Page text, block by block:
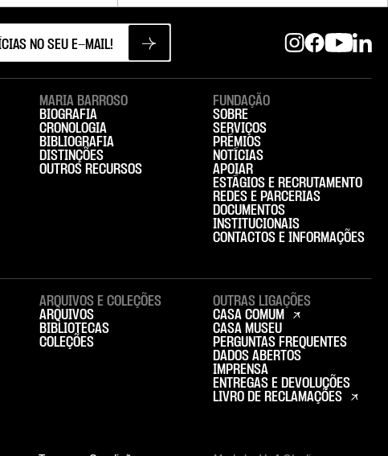
MARIA BARROSO
BIOGRAFIA
CRONOLOGIA
BIBLIOGRAFIA
DISTINÇÕES
OUTROS RECURSOS
FUNDAÇÃO
SOBRE
SERVIÇOS
PRÉMIOS
NOTÍCIAS
APOIAR
ESTÁGIOS E RECRUTAMENTO
REDES E PARCERIAS
DOCUMENTOS
INSTITUCIONAIS
CONTACTOS E INFORMAÇÕES
ARQUIVOS E COLEÇÕES
ARQUIVOS
BIBLIOTECAS
COLEÇÕES
OUTRAS LIGAÇÕES
CASA COMUM
CASA MUSEU
PERGUNTAS FREQUENTES
DADOS ABERTOS
IMPRENSA
ENTREGAS E DEVOLUÇÕES
LIVRO DE RECLAMAÇÕES